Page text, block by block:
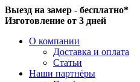
Выезд на замер - бесплатно*
Изготовление от 3 дней
О компании
Доставка и оплата
Статьи
Наши партнёры